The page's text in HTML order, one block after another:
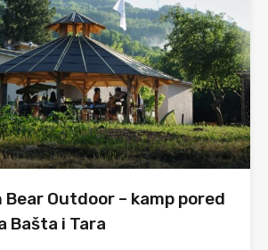
Bear Outdoor – kamp pored
Bašta i Tara